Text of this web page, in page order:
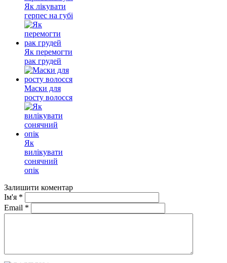
Як лікувати
герпес на губі
Як перемогти
рак грудей
Маски для
росту волосся
Як
вилікувати
сонячний
опік
Залишити коментар
Ім'я *
Email *